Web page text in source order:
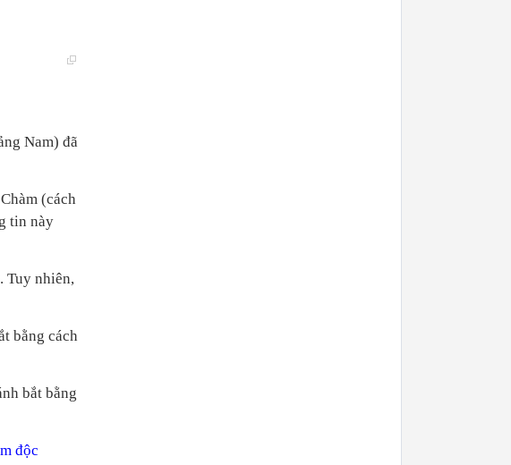
Nam) đã
(cách
tin này
Tuy nhiên,
bằng cách
bắt bằng